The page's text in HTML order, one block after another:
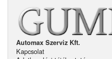
Automax Szerviz Kft.
Kapcsolat